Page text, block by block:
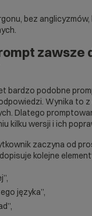
bez
zawsze
bardzo podobne
Wynika to
Dlatego
kilku wersji i ich
zaczyna od
kolejne
języka”,